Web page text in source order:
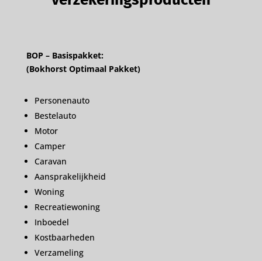
BOP – Basispakket:
(Bokhorst Optimaal Pakket)
Personenauto
Bestelauto
Motor
Camper
Caravan
Aansprakelijkheid
Woning
Recreatiewoning
Inboedel
Kostbaarheden
Verzameling